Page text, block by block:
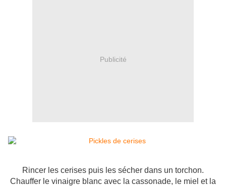
Publicité
Rincer les cerises puis les sécher dans un torchon.
Chauffer le vinaigre blanc avec la cassonade, le miel et la